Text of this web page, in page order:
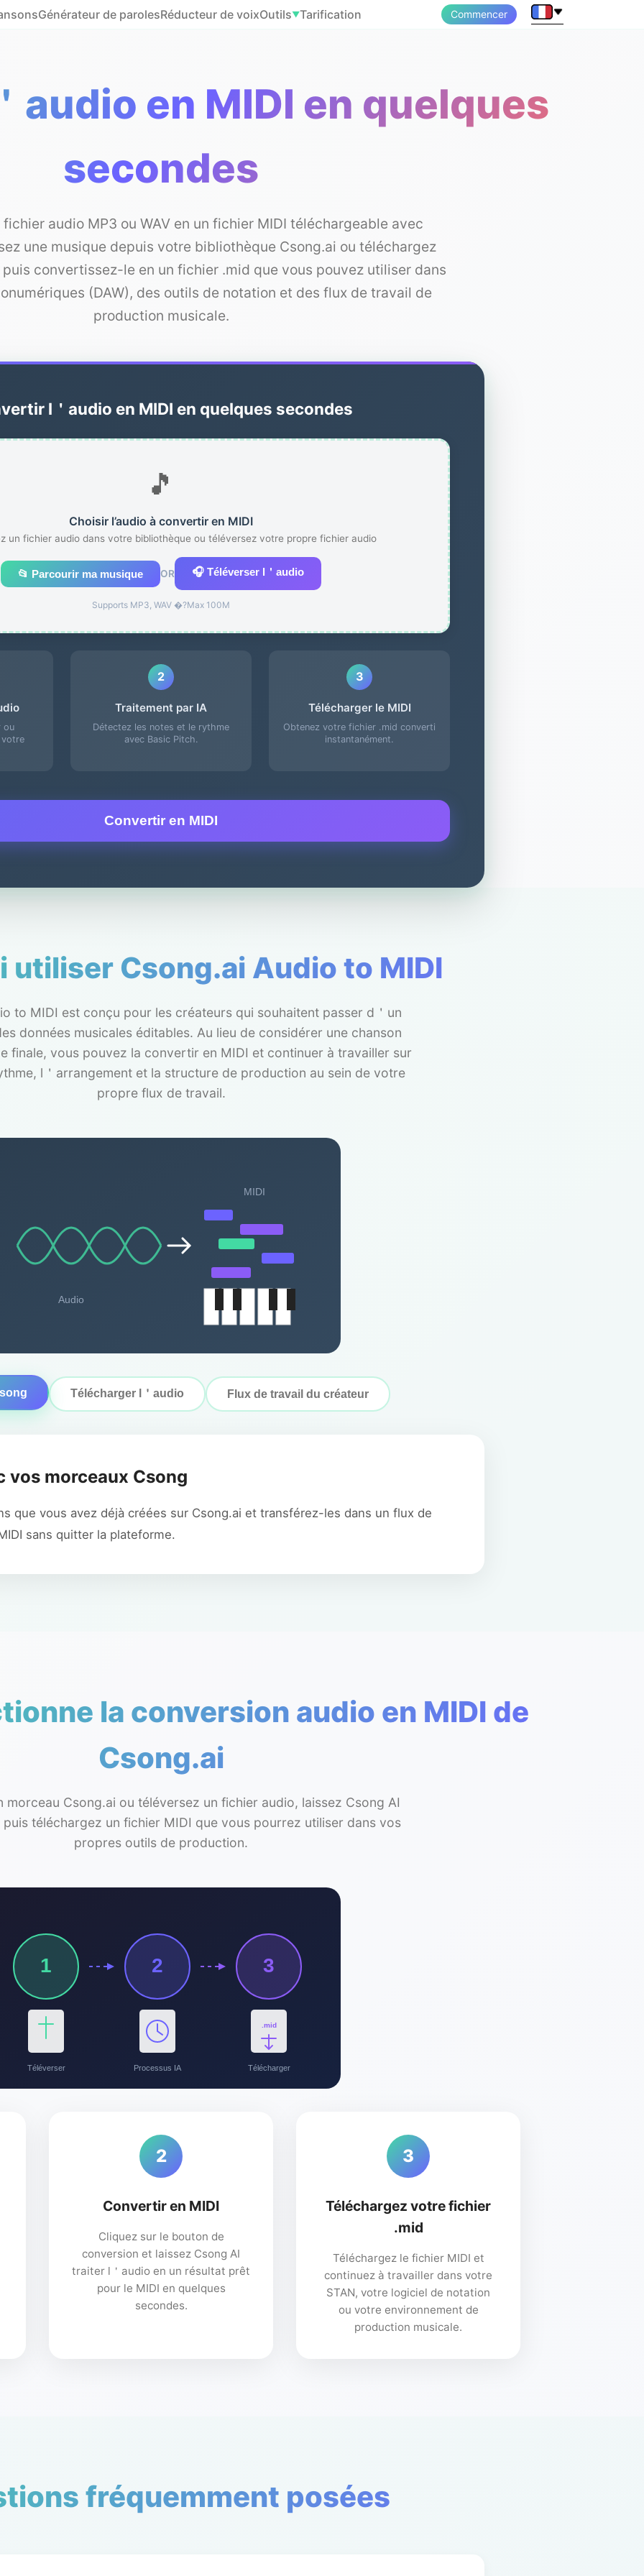
Générateur de parolesRéducteur de voixOutils▼Tarification Commencer
audio en MIDI en quelques
secondes
audio MP3 ou WAV en un fichier MIDI téléchargeable avec
une musique depuis votre bibliothèque Csong.ai ou téléchargez
convertissez-le en un fichier .mid que vous pouvez utiliser dans
(DAW), des outils de notation et des flux de travail de
production musicale.
l＇audio en MIDI en quelques secondes
🎵
Choisir l’audio à convertir en MIDI
un fichier audio dans votre bibliothèque ou téléversez votre propre fichier audio
📂 Parcourir ma musique OR 🎧 Téléverser l＇audio
Supports MP3, WAV �?Max 100M
ou
votre
2
Traitement par IA
Détectez les notes et le rythme
avec Basic Pitch.
3
Télécharger le MIDI
Obtenez votre fichier .mid converti
instantanément.
Convertir en MIDI
utiliser Csong.ai Audio to MIDI
to MIDI est conçu pour les créateurs qui souhaitent passer d＇un
données musicales éditables. Au lieu de considérer une chanson
finale, vous pouvez la convertir en MIDI et continuer à travailler sur
l＇arrangement et la structure de production au sein de votre
propre flux de travail.
Audio
MIDI
Télécharger l＇audio Flux de travail du créateur
vos morceaux Csong
que vous avez déjà créées sur Csong.ai et transférez-les dans un flux de
sans quitter la plateforme.
la conversion audio en MIDI de
Csong.ai
morceau Csong.ai ou téléversez un fichier audio, laissez Csong AI
téléchargez un fichier MIDI que vous pourrez utiliser dans vos
propres outils de production.
1
Téléverser
2
Processus IA
3
.mid
Télécharger
2
Convertir en MIDI
Cliquez sur le bouton de
conversion et laissez Csong AI
traiter l＇audio en un résultat prêt
pour le MIDI en quelques
secondes.
3
Téléchargez votre fichier
.mid
Téléchargez le fichier MIDI et
continuez à travailler dans votre
STAN, votre logiciel de notation
ou votre environnement de
production musicale.
fréquemment posées